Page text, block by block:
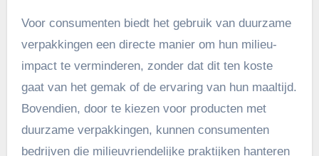
Voor consumenten biedt het gebruik van duurzame
verpakkingen een directe manier om hun milieu-
impact te verminderen, zonder dat dit ten koste
gaat van het gemak of de ervaring van hun maaltijd.
Bovendien, door te kiezen voor producten met
duurzame verpakkingen, kunnen consumenten
bedrijven die milieuvriendelijke praktijken hanteren